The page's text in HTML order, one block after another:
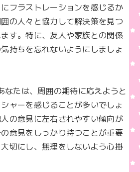
フラストレーションを感じるか
の人々と協力して解決策を見つ
す。特に、友人や家族との関係
持ちを忘れないようにしましょ
たは、周囲の期待に応えようと
ャーを感じることが多いでしょ
の意見に左右されやすい傾向が
意見をしっかり持つことが重要
切にし、無理をしないよう心掛